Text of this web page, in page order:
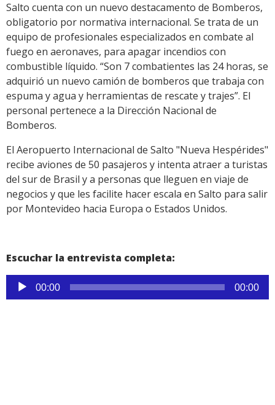
Salto cuenta con un nuevo destacamento de Bomberos,
obligatorio por normativa internacional. Se trata de un
equipo de profesionales especializados en combate al
fuego en aeronaves, para apagar incendios con
combustible líquido. “Son 7 combatientes las 24 horas, se
adquirió un nuevo camión de bomberos que trabaja con
espuma y agua y herramientas de rescate y trajes”. El
personal pertenece a la Dirección Nacional de
Bomberos.
El Aeropuerto Internacional de Salto "Nueva Hespérides"
recibe aviones de 50 pasajeros y intenta atraer a turistas
del sur de Brasil y a personas que lleguen en viaje de
negocios y que les facilite hacer escala en Salto para salir
por Montevideo hacia Europa o Estados Unidos.
Escuchar la entrevista completa:
Reproductor
de
00:00 00:00